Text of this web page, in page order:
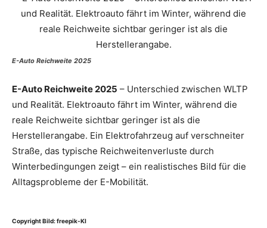
E-Auto Reichweite 2025
E-Auto Reichweite 2025 – Unterschied zwischen WLTP
und Realität. Elektroauto fährt im Winter, während die
reale Reichweite sichtbar geringer ist als die
Herstellerangabe. Ein Elektrofahrzeug auf verschneiter
Straße, das typische Reichweitenverluste durch
Winterbedingungen zeigt – ein realistisches Bild für die
Alltagsprobleme der E-Mobilität.
Copyright Bild: freepik-KI